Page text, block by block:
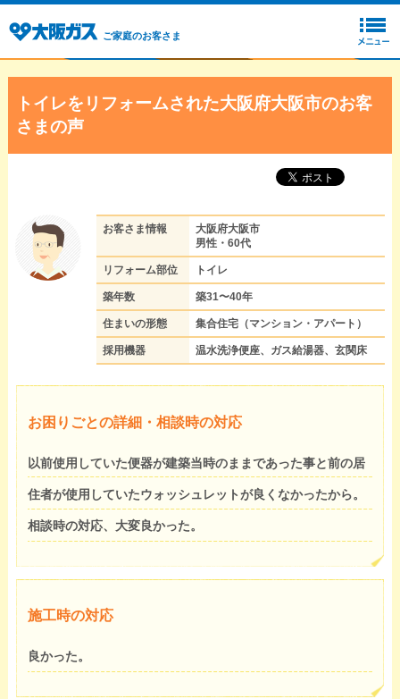
ご家庭のお客さま
トイレをリフォームされた大阪府大阪市のお客
さまの声
お客さま情報
大阪府大阪市
男性・60代
リフォーム部位 トイレ
築年数 築31〜40年
住まいの形態 集合住宅（マンション・アパート）
採用機器 温水洗浄便座、ガス給湯器、玄関床
お困りごとの詳細・相談時の対応
以前使用していた便器が建築当時のままであった事と前の居
住者が使用していたウォッシュレットが良くなかったから。
相談時の対応、大変良かった。
施工時の対応
良かった。